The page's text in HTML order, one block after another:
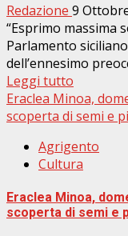
Redazione 9
“Esprimo massima
Parlamento
dell’ennesimo
Leggi tutto
Eraclea Minoa,
scoperta di semi e
Agrigento
Cultura
Eraclea Minoa,
scoperta di semi e